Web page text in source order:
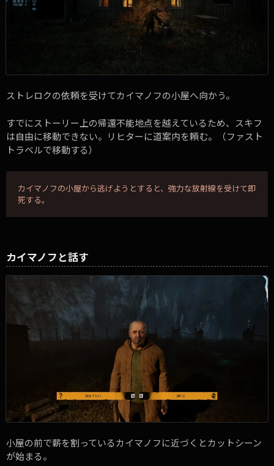
ストレロクの依頼を受けてカイマノフの小屋へ向かう。
すでにストーリー上の帰還不能地点を越えているため、スキフ
は自由に移動できない。リヒターに道案内を頼む。（ファスト
トラベルで移動する）
カイマノフの小屋から逃げようとすると、強力な放射線を受けて即
死する。
カイマノフと話す
小屋の前で薪を割っているカイマノフに近づくとカットシーン
が始まる。